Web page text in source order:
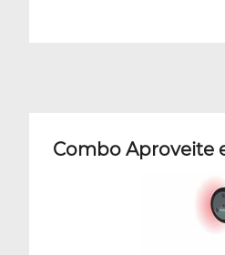
Combo Aproveite